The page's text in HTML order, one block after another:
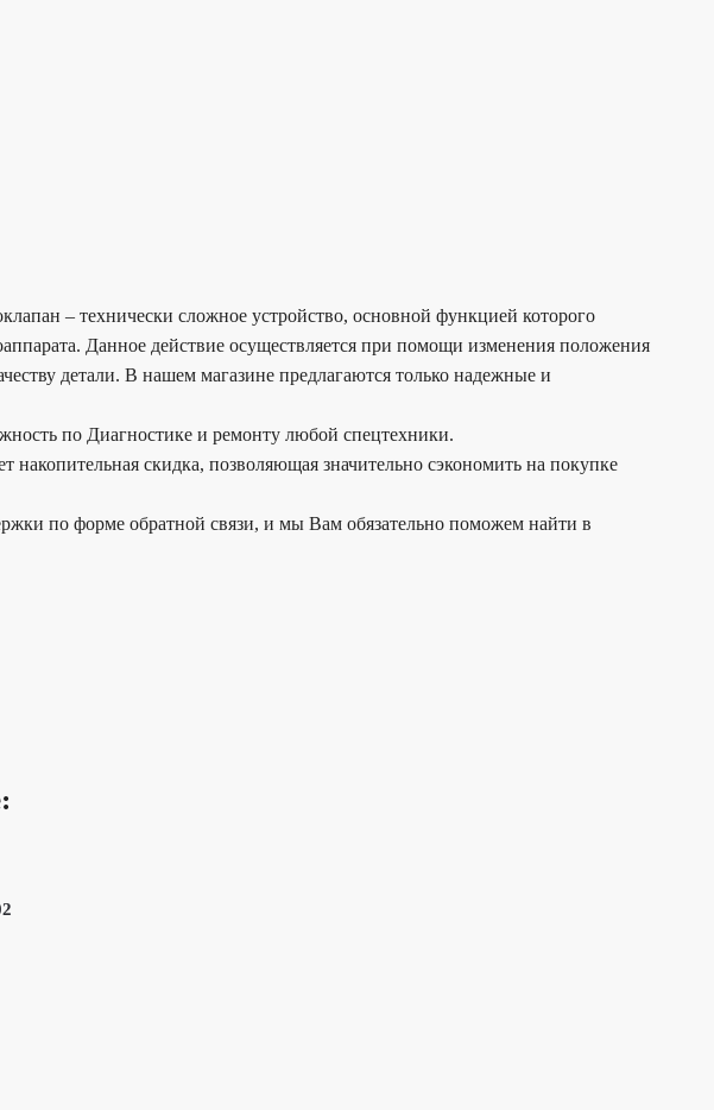
– технически сложное устройство, основной функцией которого
Данное действие осуществляется при помощи изменения положения
детали. В нашем магазине предлагаются только надежные и
по Диагностике и ремонту любой спецтехники.
скидка, позволяющая значительно сэкономить на покупке
по форме обратной связи, и мы Вам обязательно поможем найти в